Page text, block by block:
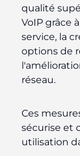
qualité
VoIP grâce
service, la
options de
réseau.
Ces
sécurise et
utilisation